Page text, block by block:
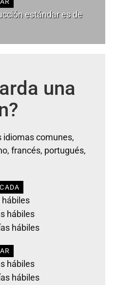
estándar es de
una
idiomas comunes,
francés, portugués,
hábiles
hábiles
hábiles
hábiles
hábiles